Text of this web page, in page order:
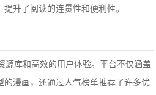
升了阅读的连贯性和便利性。
源库和高效的用户体验。平台不仅涵盖
的漫画，还通过人气榜单推荐了许多优